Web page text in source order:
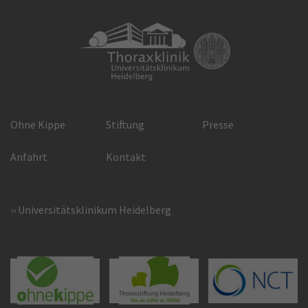
Ohne Kippe Stiftung Presse
Anfahrt Kontakt
Universitätsklinikum Heidelberg